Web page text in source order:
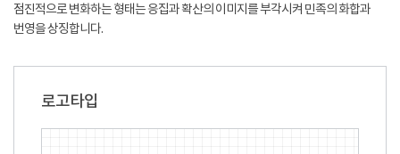
점진적으로 변화하는 형태는 응집과 확산의 이미지를 부각시켜 민족의 화합과
번영을 상징합니다.
로고타입